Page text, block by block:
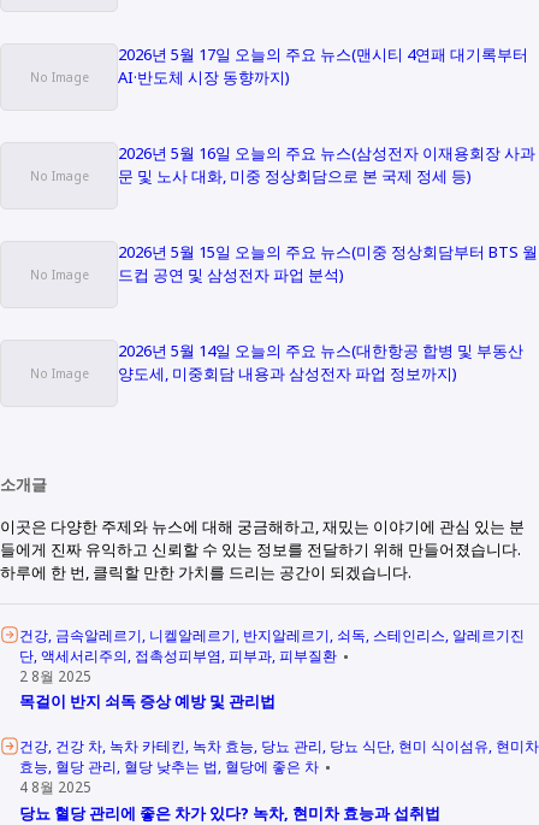
2026년 5월 17일 오늘의 주요 뉴스(맨시티 4연패 대기록부터
AI·반도체 시장 동향까지)
2026년 5월 16일 오늘의 주요 뉴스(삼성전자 이재용회장 사과
문 및 노사 대화, 미중 정상회담으로 본 국제 정세 등)
2026년 5월 15일 오늘의 주요 뉴스(미중 정상회담부터 BTS 월
드컵 공연 및 삼성전자 파업 분석)
2026년 5월 14일 오늘의 주요 뉴스(대한항공 합병 및 부동산
양도세, 미중회담 내용과 삼성전자 파업 정보까지)
소개글
이곳은 다양한 주제와 뉴스에 대해 궁금해하고, 재밌는 이야기에 관심 있는 분
들에게 진짜 유익하고 신뢰할 수 있는 정보를 전달하기 위해 만들어졌습니다.
하루에 한 번, 클릭할 만한 가치를 드리는 공간이 되겠습니다.
건강 금속알레르기 니켈알레르기 반지알레르기 쇠독 스테인리스 알레르기진
단 액세서리주의 접촉성피부염 피부과 피부질환
2 8월 2025
목걸이 반지 쇠독 증상 예방 및 관리법
건강 건강 차 녹차 카테킨 녹차 효능 당뇨 관리 당뇨 식단 현미 식이섬유 현미차
효능 혈당 관리 혈당 낮추는 법 혈당에 좋은 차
4 8월 2025
당뇨 혈당 관리에 좋은 차가 있다? 녹차, 현미차 효능과 섭취법